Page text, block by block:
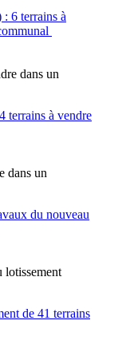
dans un
dans un
lotissement